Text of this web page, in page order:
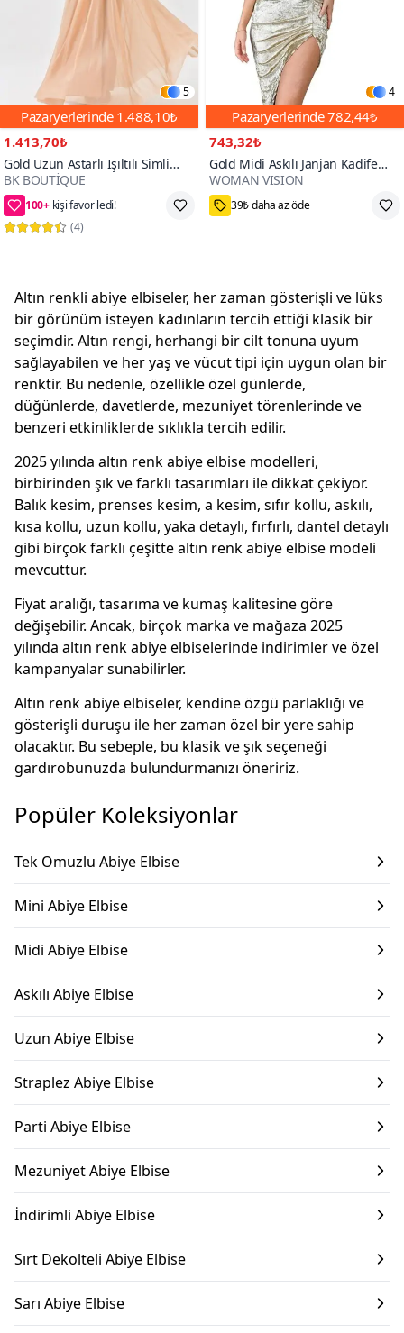
5
Pazaryerlerinde 1.488,10₺
1.413,70₺
Gold Uzun Astarlı Işıltılı Simli
Kumaş Kloş Kesim Kalın Askılı
Beyaz Büyük Beden Abiye Elbise
BK BOUTİQUE
100+ kişi favoriledi!
74₺ daha az öde
(4)
4
Pazaryerlerinde782,44₺
743,32₺
Gold Midi Askılı Janjan Kadife
Derin Yırtmaç Detaylı Globlu
Tasarım Abiye Elbise
WOMAN VISION
39₺ daha az öde
M,L
Altın renkli abiye elbiseler, her zaman gösterişli ve lüks
bir görünüm isteyen kadınların tercih ettiği klasik bir
seçimdir. Altın rengi, herhangi bir cilt tonuna uyum
sağlayabilen ve her yaş ve vücut tipi için uygun olan bir
renktir. Bu nedenle, özellikle özel günlerde,
düğünlerde, davetlerde, mezuniyet törenlerinde ve
benzeri etkinliklerde sıklıkla tercih edilir.
2025 yılında altın renk abiye elbise modelleri,
birbirinden şık ve farklı tasarımları ile dikkat çekiyor.
Balık kesim, prenses kesim, a kesim, sıfır kollu, askılı,
kısa kollu, uzun kollu, yaka detaylı, fırfırlı, dantel detaylı
gibi birçok farklı çeşitte altın renk abiye elbise modeli
mevcuttur.
Fiyat aralığı, tasarıma ve kumaş kalitesine göre
değişebilir. Ancak, birçok marka ve mağaza 2025
yılında altın renk abiye elbiselerinde indirimler ve özel
kampanyalar sunabilirler.
Altın renk abiye elbiseler, kendine özgü parlaklığı ve
gösterişli duruşu ile her zaman özel bir yere sahip
olacaktır. Bu sebeple, bu klasik ve şık seçeneği
gardırobunuzda bulundurmanızı öneririz.
Popüler Koleksiyonlar
Tek Omuzlu Abiye Elbise
Mini Abiye Elbise
Midi Abiye Elbise
Askılı Abiye Elbise
Uzun Abiye Elbise
Straplez Abiye Elbise
Parti Abiye Elbise
Mezuniyet Abiye Elbise
İndirimli Abiye Elbise
Sırt Dekolteli Abiye Elbise
Sarı Abiye Elbise